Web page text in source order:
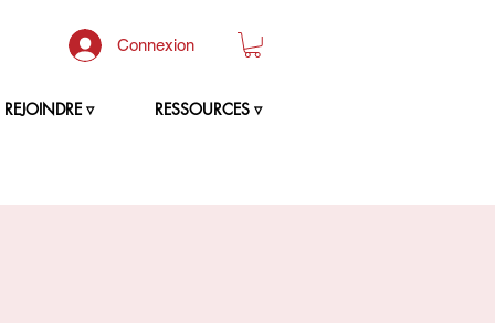
Connexion
▿ RESSOURCES ▿